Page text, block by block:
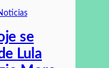
se
Lula